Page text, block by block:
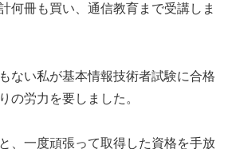
何冊も買い、通信教育まで受講しま
ない私が基本情報技術者試験に合格
の労力を要しました。
、一度頑張って取得した資格を手放